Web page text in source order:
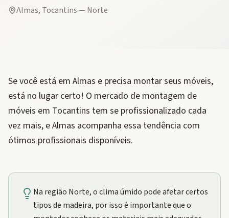
Almas, Tocantins— Norte
Se você está em Almas e precisa montar seus móveis,
está no lugar certo! O mercado de montagem de
móveis em Tocantins tem se profissionalizado cada
vez mais, e Almas acompanha essa tendência com
ótimos profissionais disponíveis.
Na região Norte, o clima úmido pode afetar certos
tipos de madeira, por isso é importante que o